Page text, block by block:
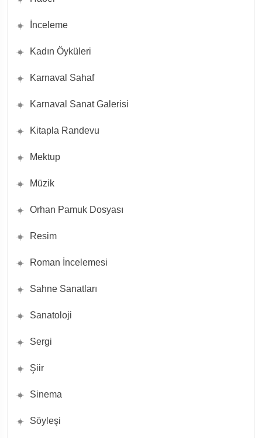
İnceleme
Kadın Öyküleri
Karnaval Sahaf
Karnaval Sanat Galerisi
Kitapla Randevu
Mektup
Müzik
Orhan Pamuk Dosyası
Resim
Roman İncelemesi
Sahne Sanatları
Sanatoloji
Sergi
Şiir
Sinema
Söyleşi